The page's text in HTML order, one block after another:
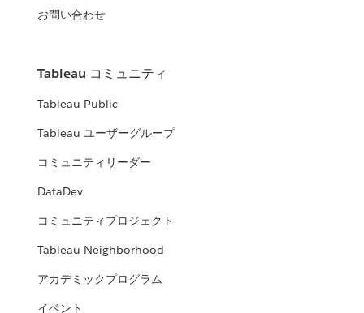
お問い合わせ
Tableau コミュニティ
Tableau Public
Tableau ユーザーグループ
コミュニティリーダー
DataDev
コミュニティプロジェクト
Tableau Neighborhood
アカデミックプログラム
イベント